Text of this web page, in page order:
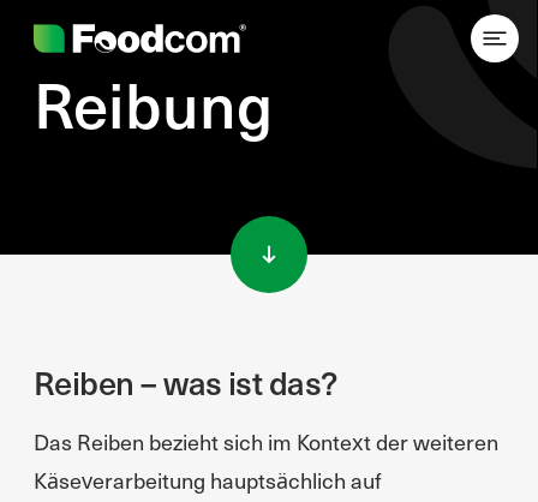
Reibung
Reiben – was ist das?
Das Reiben bezieht sich im Kontext der weiteren
Käseverarbeitung hauptsächlich auf